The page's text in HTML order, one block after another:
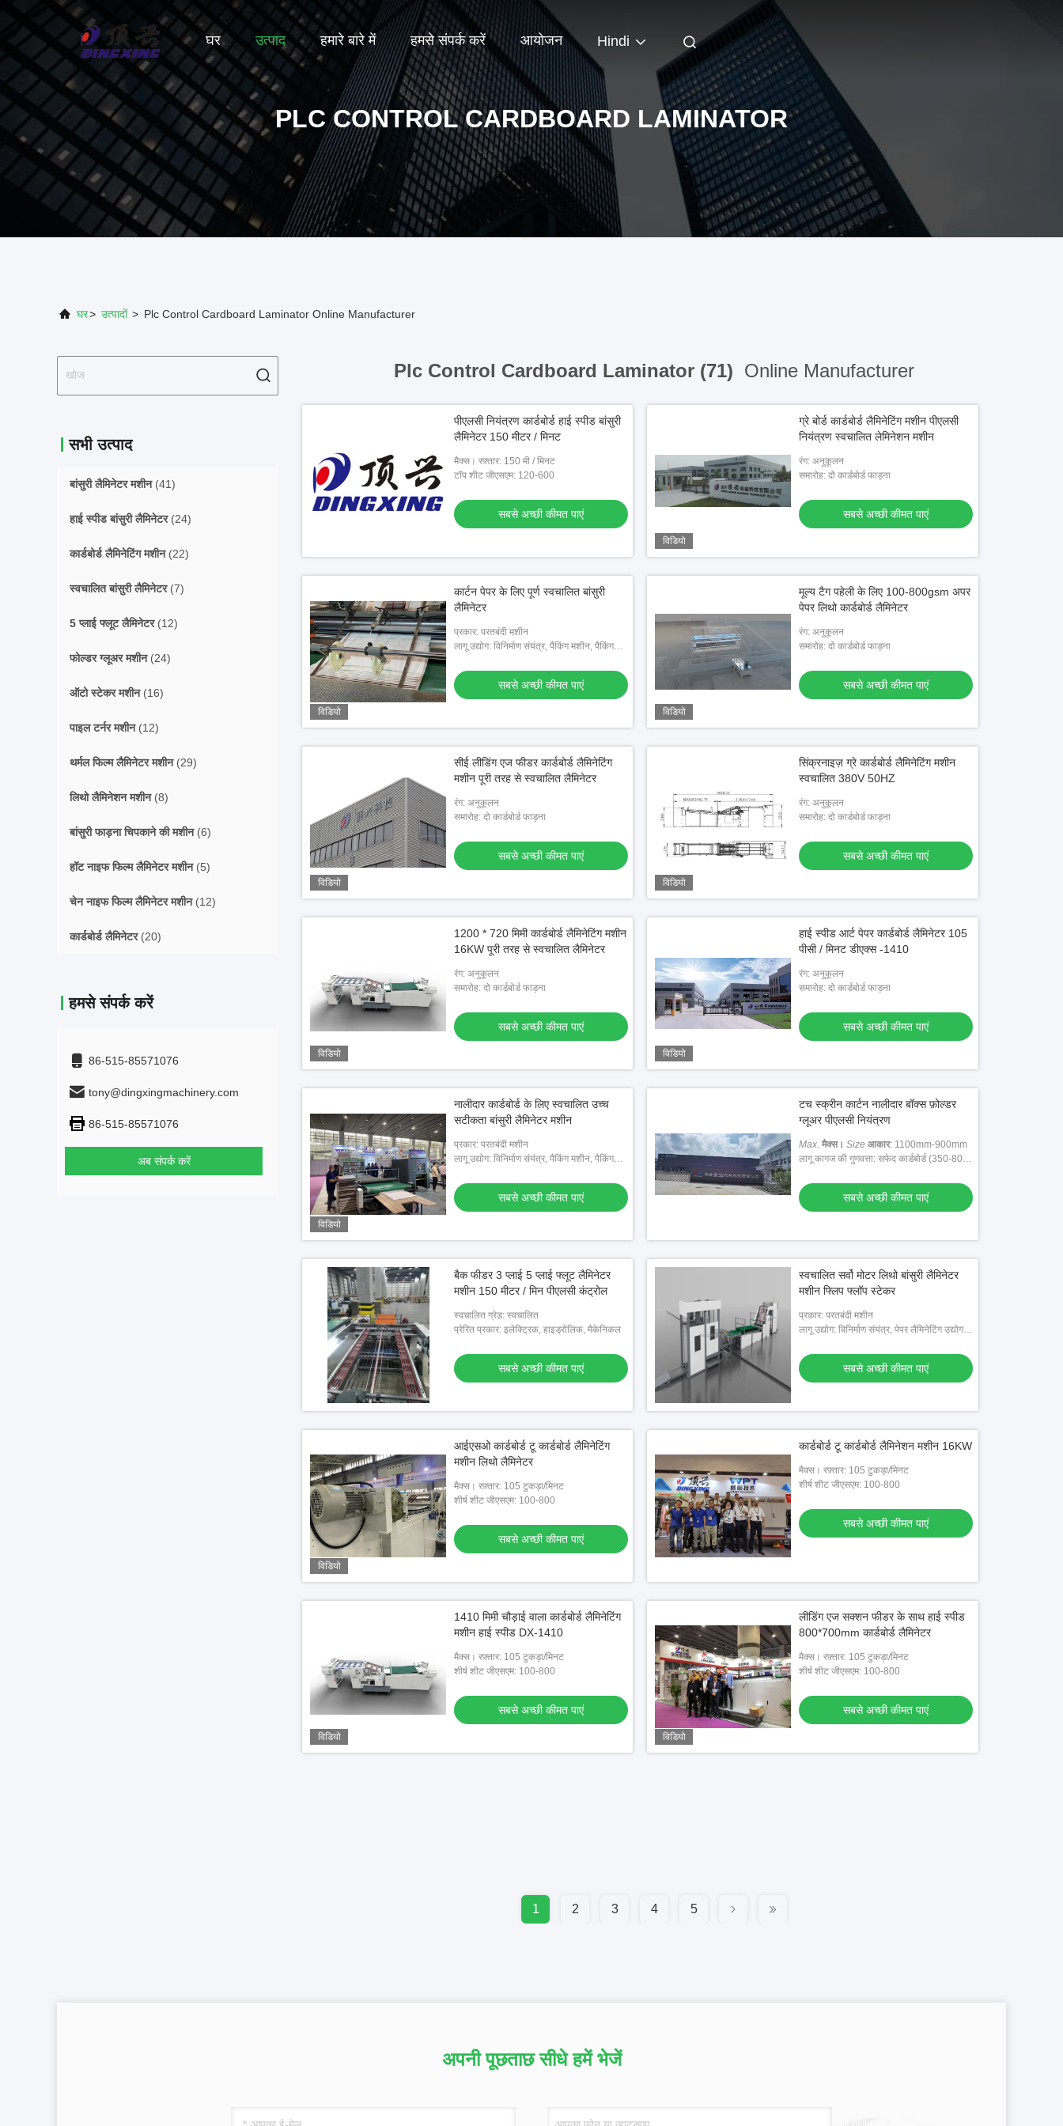
घर उत्पाद हमारे बारे में हमसे संपर्क करें आयोजन Hindi
PLC CONTROL CARDBOARD LAMINATOR
घर> उत्पादों > Plc Control Cardboard Laminator Online Manufacturer
सभी उत्पाद
बांसुरी लैमिनेटर मशीन(41)
हाई स्पीड बांसुरी लैमिनेटर(24)
कार्डबोर्ड लैमिनेटिंग मशीन(22)
स्वचालित बांसुरी लैमिनेटर(7)
5 प्लाई फ्लूट लैमिनेटर(12)
फोल्डर ग्लूअर मशीन(24)
ऑटो स्टेकर मशीन(16)
पाइल टर्नर मशीन(12)
थर्मल फिल्म लैमिनेटर मशीन(29)
लिथो लैमिनेशन मशीन(8)
बांसुरी फाड़ना चिपकाने की मशीन(6)
हॉट नाइफ फिल्म लैमिनेटर मशीन(5)
चेन नाइफ फिल्म लैमिनेटर मशीन(12)
कार्डबोर्ड लैमिनेटर(20)
हमसे संपर्क करें
86-515-85571076
tony@dingxingmachinery.com
86-515-85571076
अब संपर्क करें
Plc Control Cardboard Laminator (71) Online Manufacturer
पीएलसी नियंत्रण कार्डबोर्ड हाई स्पीड बांसुरी
लैमिनेटर 150 मीटर / मिनट
मैक्स। रफ़्तार: 150 मी / मिनट
टॉप शीट जीएसएम: 120-600
सबसे अच्छी कीमत पाएं
विडियो
ग्रे बोर्ड कार्डबोर्ड लैमिनेटिंग मशीन पीएलसी
नियंत्रण स्वचालित लेमिनेशन मशीन
रंग: अनुकूलन
समारोह: दो कार्डबोर्ड फाड़ना
सबसे अच्छी कीमत पाएं
विडियो
कार्टन पेपर के लिए पूर्ण स्वचालित बांसुरी
लैमिनेटर
प्रकार: परतबंदी मशीन
लागू उद्योग: विनिर्माण संयंत्र, पैकिंग मशीन, पैकिंग
सबसे अच्छी कीमत पाएं
विडियो
मूल्य टैग पहेली के लिए 100-800gsm अपर
पेपर लिथो कार्डबोर्ड लैमिनेटर
रंग: अनुकूलन
समारोह: दो कार्डबोर्ड फाड़ना
सबसे अच्छी कीमत पाएं
विडियो
सीई लीडिंग एज फीडर कार्डबोर्ड लैमिनेटिंग
मशीन पूरी तरह से स्वचालित लैमिनेटर
रंग: अनुकूलन
समारोह: दो कार्डबोर्ड फाड़ना
सबसे अच्छी कीमत पाएं
विडियो
सिंक्रनाइज़ ग्रे कार्डबोर्ड लैमिनेटिंग मशीन
स्वचालित 380V 50HZ
रंग: अनुकूलन
समारोह: दो कार्डबोर्ड फाड़ना
सबसे अच्छी कीमत पाएं
विडियो
1200 * 720 मिमी कार्डबोर्ड लैमिनेटिंग मशीन
16KW पूरी तरह से स्वचालित लैमिनेटर
रंग: अनुकूलन
समारोह: दो कार्डबोर्ड फाड़ना
सबसे अच्छी कीमत पाएं
विडियो
हाई स्पीड आर्ट पेपर कार्डबोर्ड लैमिनेटर 105
पीसी / मिनट डीएक्स -1410
रंग: अनुकूलन
समारोह: दो कार्डबोर्ड फाड़ना
सबसे अच्छी कीमत पाएं
विडियो
नालीदार कार्डबोर्ड के लिए स्वचालित उच्च
सटीकता बांसुरी लैमिनेटर मशीन
प्रकार: परतबंदी मशीन
लागू उद्योग: विनिर्माण संयंत्र, पैकिंग मशीन, पैकिंग
सबसे अच्छी कीमत पाएं
टच स्क्रीन कार्टन नालीदार बॉक्स फ़ोल्डर
ग्लूअर पीएलसी नियंत्रण
Max. मैक्स। Size आकार: 1100mm-900mm
लागू कागज की गुणवत्ता: सफेद कार्डबोर्ड (350-800
सबसे अच्छी कीमत पाएं
बैक फीडर 3 प्लाई 5 प्लाई फ्लूट लैमिनेटर
मशीन 150 मीटर / मिन पीएलसी कंट्रोल
स्वचालित ग्रेड: स्वचालित
प्रेरित प्रकार: इलेक्ट्रिक, हाइड्रोलिक, मैकेनिकल
सबसे अच्छी कीमत पाएं
स्वचालित सर्वो मोटर लिथो बांसुरी लैमिनेटर
मशीन फ्लिप फ्लॉप स्टेकर
प्रकार: परतबंदी मशीन
लागू उद्योग: विनिर्माण संयंत्र, पेपर लैमिनेटिंग उद्योग,
सबसे अच्छी कीमत पाएं
विडियो
आईएसओ कार्डबोर्ड टू कार्डबोर्ड लैमिनेटिंग
मशीन लिथो लैमिनेटर
मैक्स। रफ़्तार: 105 टुकड़ा/मिनट
शीर्ष शीट जीएसएम: 100-800
सबसे अच्छी कीमत पाएं
कार्डबोर्ड टू कार्डबोर्ड लैमिनेशन मशीन 16KW
मैक्स। रफ़्तार: 105 टुकड़ा/मिनट
शीर्ष शीट जीएसएम: 100-800
सबसे अच्छी कीमत पाएं
विडियो
1410 मिमी चौड़ाई वाला कार्डबोर्ड लैमिनेटिंग
मशीन हाई स्पीड DX-1410
मैक्स। रफ़्तार: 105 टुकड़ा/मिनट
शीर्ष शीट जीएसएम: 100-800
सबसे अच्छी कीमत पाएं
विडियो
लीडिंग एज सक्शन फीडर के साथ हाई स्पीड
800*700mm कार्डबोर्ड लैमिनेटर
मैक्स। रफ़्तार: 105 टुकड़ा/मिनट
शीर्ष शीट जीएसएम: 100-800
सबसे अच्छी कीमत पाएं
1 2 3 4 5
अपनी पूछताछ सीधे हमें भेजें